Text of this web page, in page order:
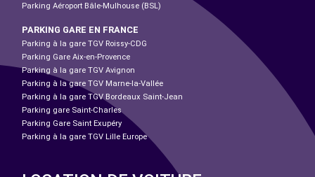
Parking Aéroport Bâle-Mulhouse (BSL)
PARKING GARE EN FRANCE
Parking à la gare TGV Roissy-CDG
Parking Gare Aix-en-Provence
Parking à la gare TGV Avignon
Parking à la gare TGV Marne-la-Vallée
Parking à la gare TGV Bordeaux Saint-Jean
Parking gare Saint-Charles
Parking Gare Saint Exupéry
Parking à la gare TGV Lille Europe